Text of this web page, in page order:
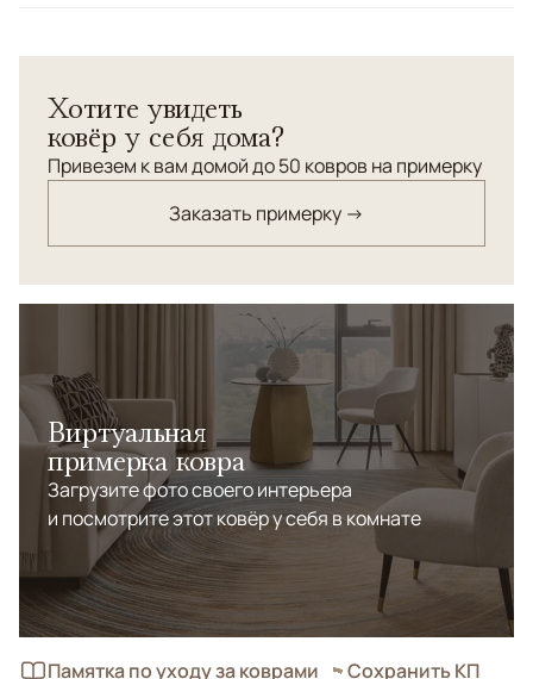
"Остин" привнесет удивительное ощущение тепла и
Хотите увидеть
ковёр у себя дома?
Привезем к вам домой до 50 ковров на примерку
Заказать примерку →
Виртуальная
примерка ковра
Загрузите фото своего интерьера
и посмотрите этот ковёр у себя в комнате
Памятка по уходу за коврами Сохранить КП